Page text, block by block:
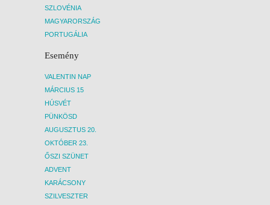
SZLOVÉNIA
MAGYARORSZÁG
PORTUGÁLIA
Esemény
VALENTIN NAP
MÁRCIUS 15
HÚSVÉT
PÜNKÖSD
AUGUSZTUS 20.
OKTÓBER 23.
ŐSZI SZÜNET
ADVENT
KARÁCSONY
SZILVESZTER